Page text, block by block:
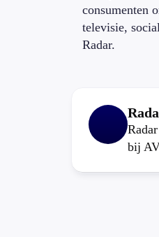
consumenten
televisie,
Radar.
bij